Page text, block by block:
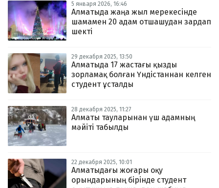
5 января 2026, 16:46
Алматыда жаңа жыл мерекесінде
шамамен 20 адам отшашудан зардап
шекті
29 декабря 2025, 13:50
Алматыда 17 жастағы қызды
зорламақ болған Үндістаннан келген
студент ұсталды
28 декабря 2025, 11:27
Алматы тауларынан үш адамның
мәйіті табылды
22 декабря 2025, 10:01
Алматыдағы жоғары оқу
орындарының бірінде студент